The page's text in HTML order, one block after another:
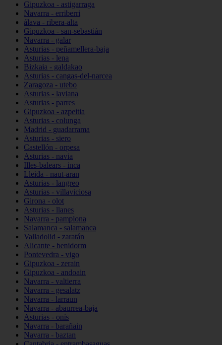
Gipuzkoa - astigarraga
Navarra - erriberri
álava - ribera-alta
Gipuzkoa - san-sebastián
Navarra - galar
Asturias - peñamellera-baja
Asturias - lena
Bizkaia - galdakao
Asturias - cangas-del-narcea
Zaragoza - utebo
Asturias - laviana
Asturias - parres
Gipuzkoa - azpeitia
Asturias - colunga
Madrid - guadarrama
Asturias - siero
Castellón - orpesa
Asturias - navia
Illes-balears - inca
Lleida - naut-aran
Asturias - langreo
Asturias - villaviciosa
Girona - olot
Asturias - llanes
Navarra - pamplona
Salamanca - salamanca
Valladolid - zaratán
Alicante - benidorm
Pontevedra - vigo
Gipuzkoa - zerain
Gipuzkoa - andoain
Navarra - valtierra
Navarra - gesalatz
Navarra - larraun
Navarra - abaurrea-baja
Asturias - onís
Navarra - barañain
Navarra - baztan